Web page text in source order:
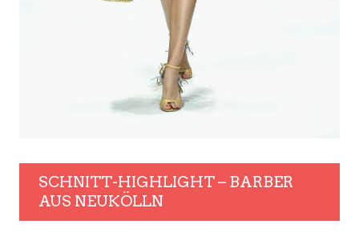
SCHNITT-HIGHLIGHT – BARBER
AUS NEUKÖLLN